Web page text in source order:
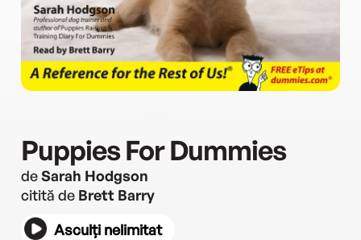
Puppies For Dummies
deSarah Hodgson
citită de Brett Barry
Asculți nelimitat